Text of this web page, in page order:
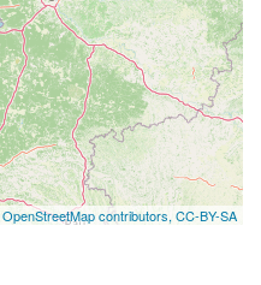
OpenStreetMap contributors, CC-BY-SA